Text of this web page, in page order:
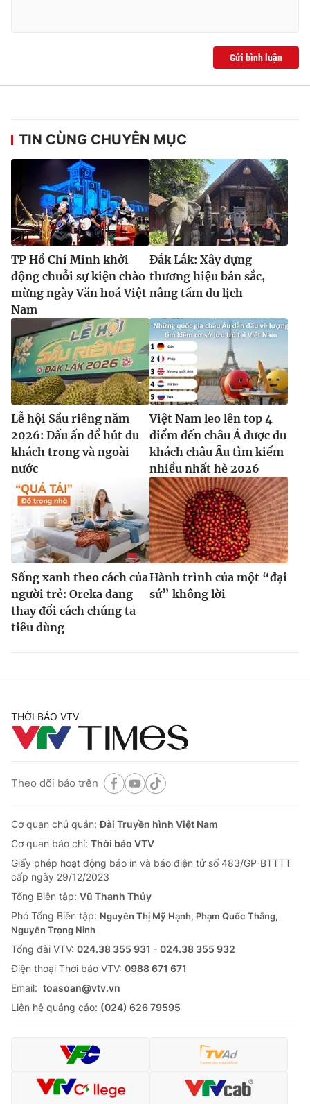
Gửi bình luận
TIN CÙNG CHUYÊN MỤC
TP Hồ Chí Minh khởi
động chuỗi sự kiện chào
mừng ngày Văn hoá Việt
Nam
Đắk Lắk: Xây dựng
thương hiệu bản sắc,
nâng tầm du lịch
Lễ hội Sầu riêng năm
2026: Dấu ấn để hút du
khách trong và ngoài
nước
Việt Nam leo lên top 4
điểm đến châu Á được du
khách châu Âu tìm kiếm
nhiều nhất hè 2026
Sống xanh theo cách của
người trẻ: Oreka đang
thay đổi cách chúng ta
tiêu dùng
Hành trình của một “đại
sứ” không lời
THỜI BÁO VTV
Theo dõi báo trên
Cơ quan chủ quản:Đài Truyền hình Việt Nam
Cơ quan báo chí: Thời báo VTV
Giấy phép hoạt động báo in và báo điện tử số 483/GP-BTTTT
cấp ngày 29/12/2023
Tổng Biên tập: Vũ Thanh Thủy
Phó Tổng Biên tập: Nguyễn Thị Mỹ Hạnh, Phạm Quốc Thắng,
Nguyễn Trọng Ninh
Tổng đài VTV: 024.38 355 931 - 024.38 355 932
Ðiện thoại Thời báo VTV: 0988 671 671
Email: toasoan@vtv.vn
Liên hệ quảng cáo: (024) 626 79595